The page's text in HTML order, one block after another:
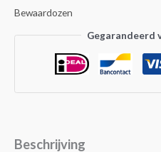
Bewaardozen
Gegarandeerd
Beschrijving